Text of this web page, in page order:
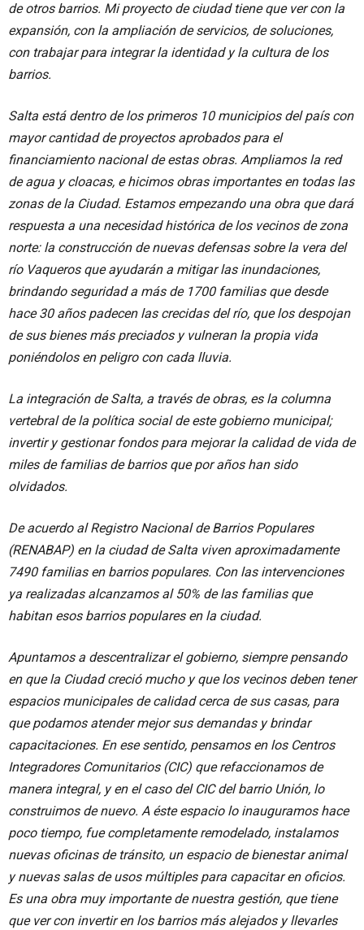
de otros barrios. Mi proyecto de ciudad tiene que ver con la
expansión, con la ampliación de servicios, de soluciones,
con trabajar para integrar la identidad y la cultura de los
barrios.
Salta está dentro de los primeros 10 municipios del país con
mayor cantidad de proyectos aprobados para el
financiamiento nacional de estas obras. Ampliamos la red
de agua y cloacas, e hicimos obras importantes en todas las
zonas de la Ciudad. Estamos empezando una obra que dará
respuesta a una necesidad histórica de los vecinos de zona
norte: la construcción de nuevas defensas sobre la vera del
río Vaqueros que ayudarán a mitigar las inundaciones,
brindando seguridad a más de 1700 familias que desde
hace 30 años padecen las crecidas del río, que los despojan
de sus bienes más preciados y vulneran la propia vida
poniéndolos en peligro con cada lluvia.
La integración de Salta, a través de obras, es la columna
vertebral de la política social de este gobierno municipal;
invertir y gestionar fondos para mejorar la calidad de vida de
miles de familias de barrios que por años han sido
olvidados.
De acuerdo al Registro Nacional de Barrios Populares
(RENABAP) en la ciudad de Salta viven aproximadamente
7490 familias en barrios populares. Con las intervenciones
ya realizadas alcanzamos al 50% de las familias que
habitan esos barrios populares en la ciudad.
Apuntamos a descentralizar el gobierno, siempre pensando
en que la Ciudad creció mucho y que los vecinos deben tener
espacios municipales de calidad cerca de sus casas, para
que podamos atender mejor sus demandas y brindar
capacitaciones. En ese sentido, pensamos en los Centros
Integradores Comunitarios (CIC) que refaccionamos de
manera integral, y en el caso del CIC del barrio Unión, lo
construimos de nuevo. A éste espacio lo inauguramos hace
poco tiempo, fue completamente remodelado, instalamos
nuevas oficinas de tránsito, un espacio de bienestar animal
y nuevas salas de usos múltiples para capacitar en oficios.
Es una obra muy importante de nuestra gestión, que tiene
que ver con invertir en los barrios más alejados y llevarles